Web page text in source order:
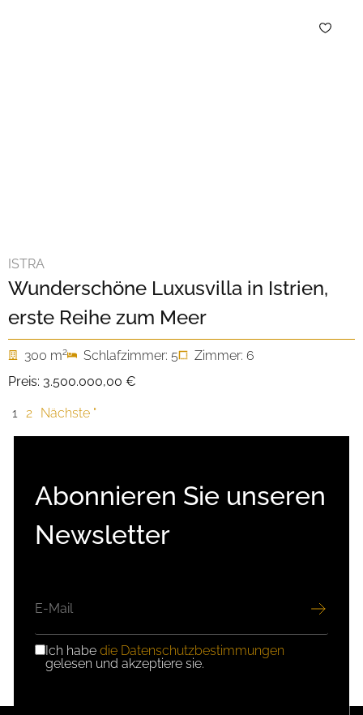
ISTRA
Wunderschöne Luxusvilla in Istrien,
erste Reihe zum Meer
300 m2 Schlafzimmer: 5
Zimmer: 6
Preis: 3.500.000,00 €
1 2 Nächste "
Abonnieren Sie unseren
Newsletter
MAIL
DSGVO-
EINWILLIGUNG
Ich habe die Datenschutzbestimmungen
gelesen und akzeptiere sie.